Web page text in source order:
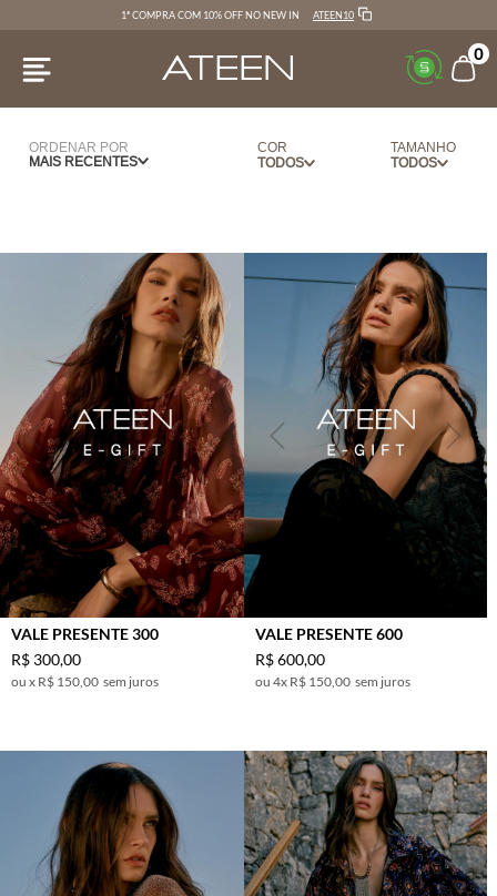
1ª COMPRA COM 10% OFF NO NEW IN ATEEN10
0
ORDENAR POR
MAIS RECENTES
COR TAMANHO
VALE PRESENTE 300
R$ 300,00
x R$ 150,00 sem juros
VALE PRESENTE 600
R$ 600,00
4x R$ 150,00 sem juros